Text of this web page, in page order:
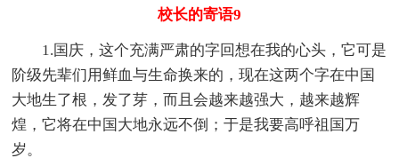
校长的寄语9
1.国庆，这个充满严肃的字回想在我的心头，它可是
阶级先辈们用鲜血与生命换来的，现在这两个字在中国
大地生了根，发了芽，而且会越来越强大，越来越辉
煌，它将在中国大地永远不倒；于是我要高呼祖国万
岁。